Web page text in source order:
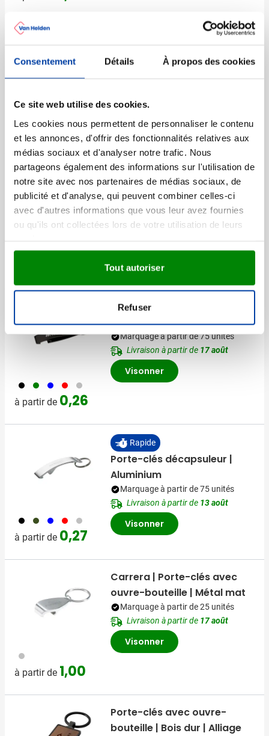
Consentement Détails À propos des cookies
Ce site web utilise des cookies.
Les cookies nous permettent de personnaliser le contenu
et les annonces, d'offrir des fonctionnalités relatives aux
médias sociaux et d'analyser notre trafic. Nous
partageons également des informations sur l'utilisation de
notre site avec nos partenaires de médias sociaux, de
publicité et d'analyse, qui peuvent combiner celles-ci
avec d'autres informations que vous leur avez fournies
ou qu'ils ont collectées lors de votre utilisation de leurs
Tout autoriser
Refuser
1,07
Porte-clés métallique
Marquage à partir de 50 unités
Visonner
001032
Recyclé
Porte-clés décapsuleur
Cinco
Marquage à partir de 1 unités
Livraison à partir de17 août
Visonner
001 004 005 008 032
à partir de 0,26
Porte-clés avec ouvre-
bouteille | Aluminium
Marquage à partir de 75 unités
Livraison à partir de 17 août
Visonner
001 004 005 008 032
à partir de 0,27
Rapide
Porte-clés décapsuleur |
Aluminium
Marquage à partir de 75 unités
Livraison à partir de 13 août
Visonner
032
à partir de 1,00
Carrera | Porte-clés avec
ouvre-bouteille | Métal mat
Marquage à partir de 25 unités
Livraison à partir de 17 août
Visonner
Porte-clés avec ouvre-
bouteille | Bois dur | Alliage